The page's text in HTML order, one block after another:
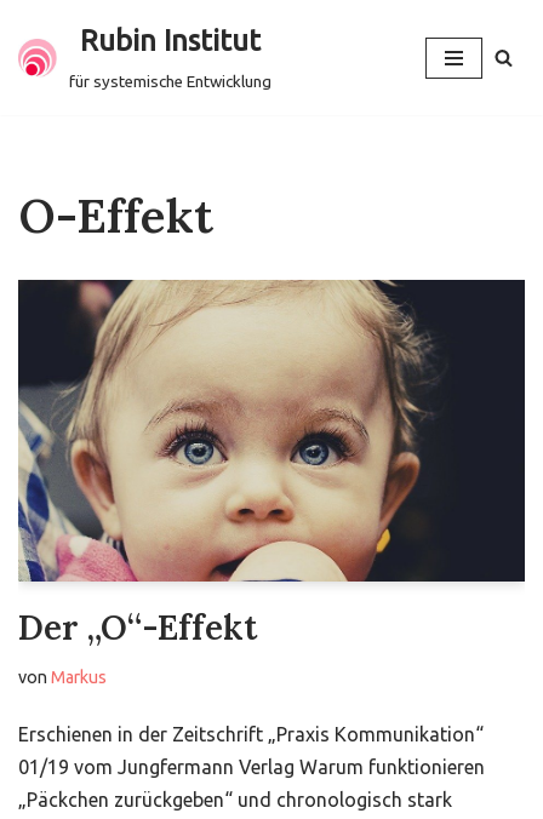
Zum
Rubin Institut
für systemische Entwicklung
O-Effekt
Der „O“-Effekt
von Markus
Erschienen in der Zeitschrift „Praxis Kommunikation“
01/19 vom Jungfermann Verlag Warum funktionieren
„Päckchen zurückgeben“ und chronologisch stark